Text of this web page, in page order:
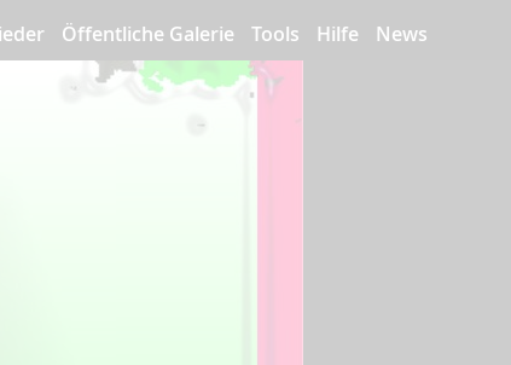
Öffentliche Galerie Tools Hilfe News